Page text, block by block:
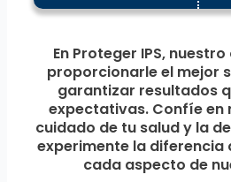
En Proteger IPS,
proporcionarle el mejor
garantizar resultados
expectativas. Confíe en
cuidado de tu salud y la
experimente la diferencia
cada aspecto de